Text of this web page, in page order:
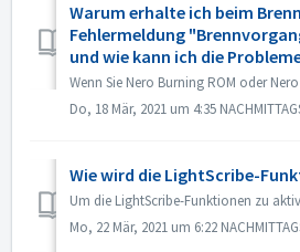
Warum erhalte ich beim
Fehlermeldung
und wie kann ich die
Do, 18 Mär, 2021 um 4:35
Wie wird die LightScribe-
Mo, 22 Mär, 2021 um 6:22